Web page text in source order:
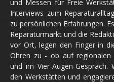
und Messen für Freie
Interviews zum
zu persönlichen Erfahrungen.
Reparaturmarkt und die
vor Ort, legen den Finger in
Ohren zu - ob auf regionalen
und im Vier-Augen-
den Werkstätten und